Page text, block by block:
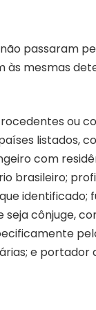
passaram
mesmas
ou
listados,
com
brasileiro;
cônjuge,
e portador